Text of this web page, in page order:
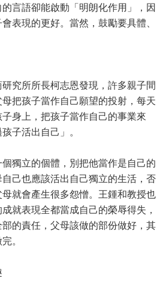
言語卻能啟動「明朗化作用」，因
表現的更好。當然，鼓勵要具體、
究所所長柯志恩發現，許多親子間
把孩子當作自己願望的投射，每天
身上，把孩子當作自己的事業來
子活出自己」。
獨立的個體，別把他當作是自己的
自己也應該活出自己獨立的生活，否
就會產生很多怨憎。王鍾和教授也
就表現全都當成自己的榮辱得失，
的責任，父母該做的部份做好，其
。